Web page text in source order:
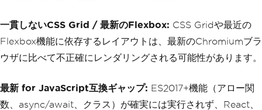
一貫しないCSS Grid / 最新のFlexbox: CSS Gridや最近の
Flexbox機能に依存するレイアウトは、最新のChromiumブラ
ウザに比べて不正確にレンダリングされる可能性があります。
最新 for JavaScript互換ギャップ: ES2017+機能（アロー関
数、async/await、クラス）が確実には実行されず、React、